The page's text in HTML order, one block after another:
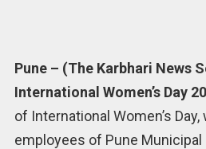
Pune – (The Karbhari News
International Women’s Day
of International Women’s
employees of Pune Municipal